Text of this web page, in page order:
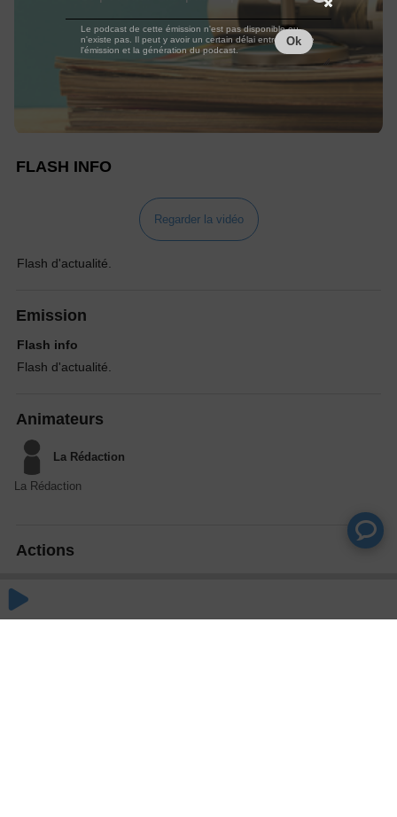
FLASH INFO
Regarder la vidéo
Flash d'actualité.
Emission
Flash info
Flash d'actualité.
Animateurs
La Rédaction
La Rédaction
Actions
Le podcast de cette émission n'est pas disponible ou
n'existe pas. Il peut y avoir un certain délai entre la fin de
l'émission et la génération du podcast.
Ok